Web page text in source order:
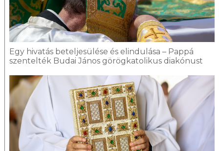
Egy hivatás beteljesülése és elindulása – Pappá
szentelték Budai János görögkatolikus diakónust